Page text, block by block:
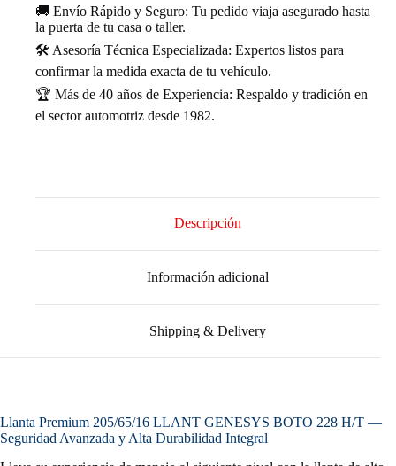
🚚 Envío Rápido y Seguro: Tu pedido viaja asegurado hasta
la puerta de tu casa o taller.
🛠️ Asesoría Técnica Especializada: Expertos listos para
confirmar la medida exacta de tu vehículo.
🏆 Más de 40 años de Experiencia: Respaldo y tradición en
el sector automotriz desde 1982.
Descripción
Información adicional
Shipping & Delivery
Llanta Premium 205/65/16 LLANT GENESYS BOTO 228 H/T —
Seguridad Avanzada y Alta Durabilidad Integral